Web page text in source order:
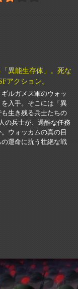
異能生存体」。死な
アクション。
ルガメス軍のウォッ
入手。そこには「異
生き残る兵士たちの
の兵士が、過酷な任務
ウォッカムの真の目
運命に抗う壮絶な戦